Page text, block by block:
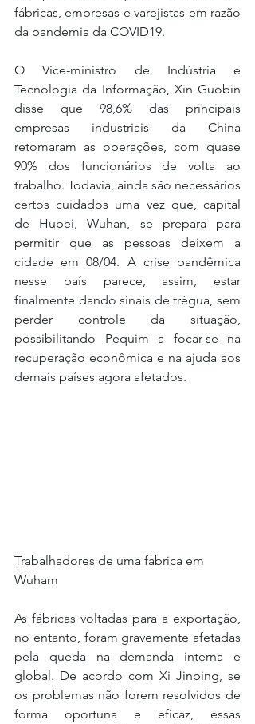
fábricas, empresas e varejistas em razão
da pandemia da COVID19.
O Vice-ministro de Indústria e
Tecnologia da Informação, Xin Guobin
disse que 98,6% das principais
empresas industriais da China
retomaram as operações, com quase
90% dos funcionários de volta ao
trabalho. Todavia, ainda são necessários
certos cuidados uma vez que, capital
de Hubei, Wuhan, se prepara para
permitir que as pessoas deixem a
cidade em 08/04. A crise pandêmica
nesse país parece, assim, estar
finalmente dando sinais de trégua, sem
perder controle da situação,
possibilitando Pequim a focar-se na
recuperação econômica e na ajuda aos
demais países agora afetados.
Trabalhadores de uma fabrica em
Wuham
As fábricas voltadas para a exportação,
no entanto, foram gravemente afetadas
pela queda na demanda interna e
global. De acordo com Xi Jinping, se
os problemas não forem resolvidos de
forma oportuna e eficaz, essas